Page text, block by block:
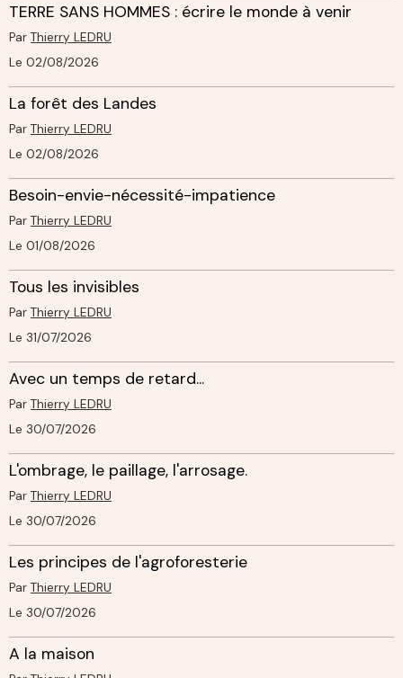
TERRE SANS HOMMES : écrire le monde à venir
Par Thierry LEDRU
Le 02/08/2026
La forêt des Landes
Par Thierry LEDRU
Le 02/08/2026
Besoin-envie-nécessité-impatience
Par Thierry LEDRU
Le 01/08/2026
Tous les invisibles
Par Thierry LEDRU
Le 31/07/2026
Avec un temps de retard...
Par Thierry LEDRU
Le 30/07/2026
L'ombrage, le paillage, l'arrosage.
Par Thierry LEDRU
Le 30/07/2026
Les principes de l'agroforesterie
Par Thierry LEDRU
Le 30/07/2026
A la maison